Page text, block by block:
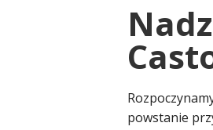
powstanie